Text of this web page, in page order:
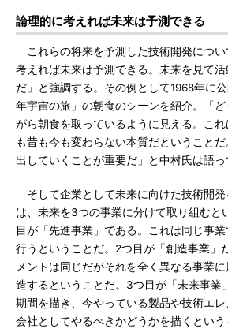
論理的に考えれば未来は予測できる
これらの将来を予測した技術開発につい
考えれば未来は予測できる。未来を見て
だ」と強調する。その例として1968年に
年宇宙の旅」の朝食のシーンを紹介。「
がら朝食を取っているように見える。こ
も昔も今も変わらない本質だということ
出していくことが重要だ」と中村氏は語っ
そして企業として未来に向けた技術開発
は、未来を3つの事業に分けて取り組むと
目が「先進事業」である。これは同じ事
行うということだ。2つ目が「創造事業」
メントは同じだがそれを全く異なる事業
造するということだ。3つ目が「未来事業
期間を描き、今やっている製品や技術エ
会社としてやるべきかどうかを描くという